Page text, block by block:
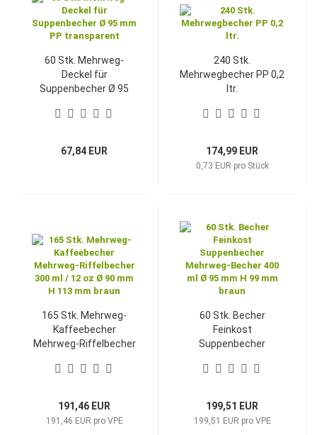
60 Stk. Mehrweg-
Deckel für
Suppenbecher Ø 95
67,84 EUR
240 Stk.
Mehrwegbecher PP 0,2
ltr.
174,99 EUR
0,73 EUR pro Stück
165 Stk. Mehrweg-
Kaffeebecher
Mehrweg-Riffelbecher
mm H 113 mm braun
191,46 EUR
191,46 EUR pro VPE
60 Stk. Becher
Feinkost
Suppenbecher
ml Ø 95 mm H 99 mm
199,51 EUR
199,51 EUR pro VPE